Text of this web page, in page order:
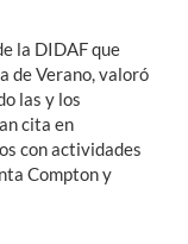
la DIDAF que
de Verano, valoró
las y los
cita en
con actividades
Compton y